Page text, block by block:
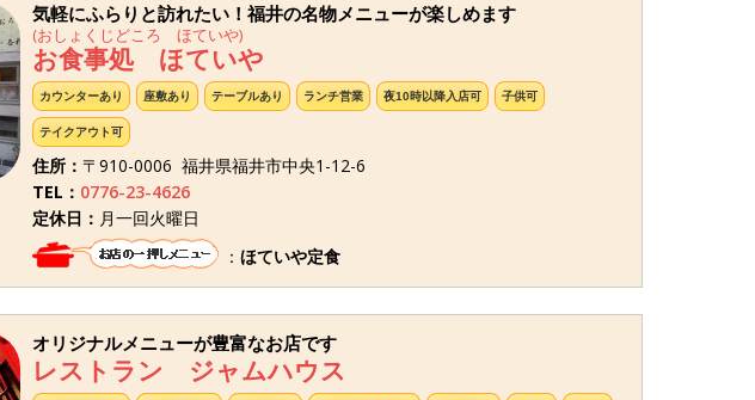
気軽にふらりと訪れたい！福井の名物メニューが楽しめます
(おしょくじどころ ほていや)
お食事処 ほていや
カウンターあり 座敷あり テーブルあり ランチ営業 夜10時以降入店可 子供可
テイクアウト可
住所： 〒910-0006 福井県福井市中央1-12-6
TEL： 0776-23-4626
定休日： 月一回火曜日
： ほていや定食
オリジナルメニューが豊富なお店です
レストラン ジャムハウス